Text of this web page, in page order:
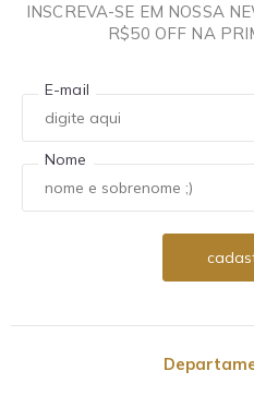
INSCREVA-SE EM NOSSA
R$50 OFF NA
E-mail
Nome